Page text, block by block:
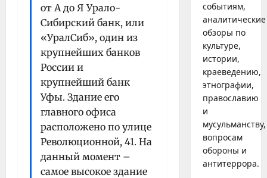
от А до Я Урало-
Сибирский банк, или
«УралСиб», один из
крупнейших банков
России и
крупнейший банк
Уфы. Здание его
главного офиса
расположено по улице
Революционной, 41. На
данный момент –
самое высокое здание
событиям,
аналитические
обзоры по
культуре,
истории,
краеведению,
этнографии,
православию
и
мусульманству,
вопросам
обороны и
антитеррора.